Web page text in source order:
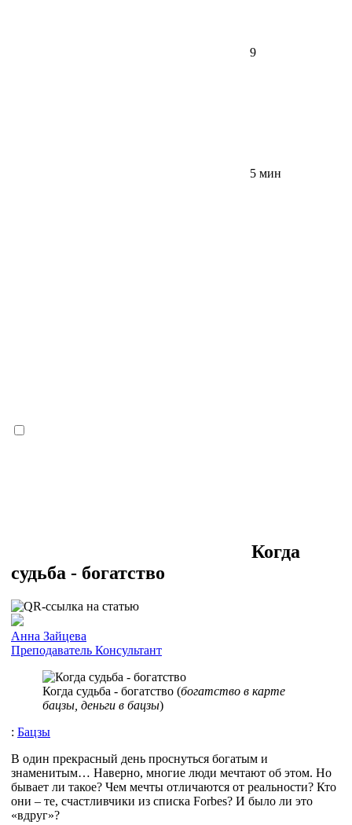
9
5 мин
Когда
судьба - богатство
Анна Зайцева
Преподаватель Консультант
Когда судьба - богатство (богатство в карте
бацзы, деньги в бацзы)
: Бацзы
В один прекрасный день проснуться богатым и
знаменитым… Наверно, многие люди мечтают об этом. Но
бывает ли такое? Чем мечты отличаются от реальности? Кто
они – те, счастливчики из списка Forbes? И было ли это
«вдруг»?